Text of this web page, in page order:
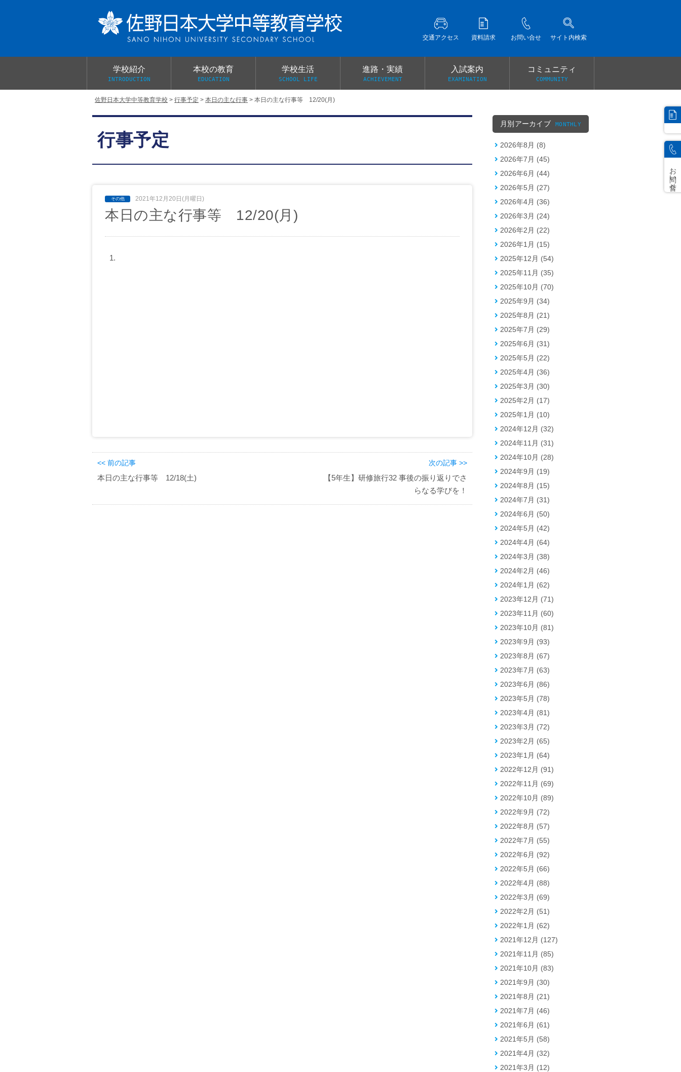
お問い合せ
交通アクセス 資料請求 お問い合せ サイト内検索
佐野日本大学中等教育学校 > 行事予定 > 本日の主な行事 > 本日の主な行事等 12/20(月)
学校紹介
INTRODUCTION
学校案内パンフレット
本校の教育
EDUCATION
総合的探究（学習）の時間
学校生活
SCHOOL LIFE
制服紹介
進路・実績
ACHIEVEMENT
入試案内
EXAMINATION
コミュニティ
COMMUNITY
桜美会
行事予定
2021年12月20日(月曜日)
本日の主な行事等 12/20(月)
<< 前の記事
本日の主な行事等 12/18(土)
次の記事 >>
【5年生】研修旅行32 事後の振り返りでさ
らなる学びを！
月別アーカイブ MONTHLY
2026年8月 (8)
2026年7月 (45)
2026年6月 (44)
2026年5月 (27)
2026年4月 (36)
2026年3月 (24)
2026年2月 (22)
2026年1月 (15)
2025年12月 (54)
2025年11月 (35)
2025年10月 (70)
2025年9月 (34)
2025年8月 (21)
2025年7月 (29)
2025年6月 (31)
2025年5月 (22)
2025年4月 (36)
2025年3月 (30)
2025年2月 (17)
2025年1月 (10)
2024年12月 (32)
2024年11月 (31)
2024年10月 (28)
2024年9月 (19)
2024年8月 (15)
2024年7月 (31)
2024年6月 (50)
2024年5月 (42)
2024年4月 (64)
2024年3月 (38)
2024年2月 (46)
2024年1月 (62)
2023年12月 (71)
2023年11月 (60)
2023年10月 (81)
2023年9月 (93)
2023年8月 (67)
2023年7月 (63)
2023年6月 (86)
2023年5月 (78)
2023年4月 (81)
2023年3月 (72)
2023年2月 (65)
2023年1月 (64)
2022年12月 (91)
2022年11月 (69)
2022年10月 (89)
2022年9月 (72)
2022年8月 (57)
2022年7月 (55)
2022年6月 (92)
2022年5月 (66)
2022年4月 (88)
2022年3月 (69)
2022年2月 (51)
2022年1月 (62)
2021年12月 (127)
2021年11月 (85)
2021年10月 (83)
2021年9月 (30)
2021年8月 (21)
2021年7月 (46)
2021年6月 (61)
2021年5月 (58)
2021年4月 (32)
2021年3月 (12)